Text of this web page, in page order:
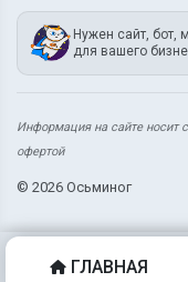
Нужен сайт, бот,
для вашего
Информация на сайте носит
офертой
© 2026 Осьминог
ГЛАВНАЯ